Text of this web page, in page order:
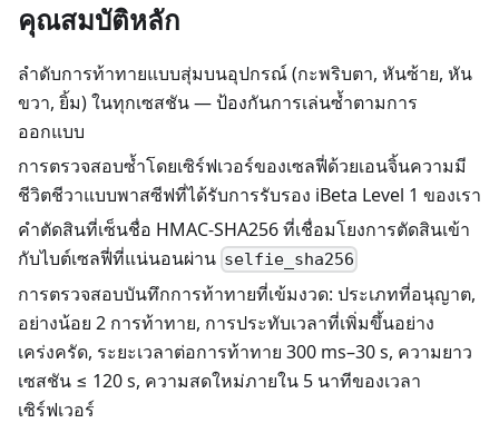
คุณสมบัติหลัก
ลำดับการท้าทายแบบสุ่มบนอุปกรณ์ (กะพริบตา, หันซ้าย, หัน
ขวา, ยิ้ม) ในทุกเซสชัน — ป้องกันการเล่นซ้ำตามการ
ออกแบบ
การตรวจสอบซ้ำโดยเซิร์ฟเวอร์ของเซลฟี่ด้วยเอนจิ้นความมี
ชีวิตชีวาแบบพาสซีฟที่ได้รับการรับรอง iBeta Level 1 ของเรา
คำตัดสินที่เซ็นชื่อ HMAC-SHA256 ที่เชื่อมโยงการตัดสินเข้า
กับไบต์เซลฟี่ที่แน่นอนผ่าน selfie_sha256
การตรวจสอบบันทึกการท้าทายที่เข้มงวด: ประเภทที่อนุญาต,
อย่างน้อย 2 การท้าทาย, การประทับเวลาที่เพิ่มขึ้นอย่าง
เคร่งครัด, ระยะเวลาต่อการท้าทาย 300 ms–30 s, ความยาว
เซสชัน ≤ 120 s, ความสดใหม่ภายใน 5 นาทีของเวลา
เซิร์ฟเวอร์